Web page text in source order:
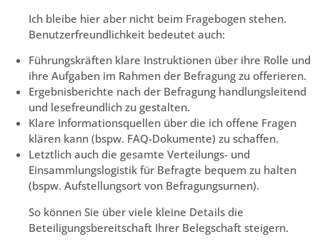
Ich bleibe hier aber nicht beim Fragebogen stehen.
Benutzerfreundlichkeit bedeutet auch:
Führungskräften klare Instruktionen über ihre Rolle und
ihre Aufgaben im Rahmen der Befragung zu offerieren.
Ergebnisberichte nach der Befragung handlungsleitend
und lesefreundlich zu gestalten.
Klare Informationsquellen über die ich offene Fragen
klären kann (bspw. FAQ-Dokumente) zu schaffen.
Letztlich auch die gesamte Verteilungs- und
Einsammlungslogistik für Befragte bequem zu halten
(bspw. Aufstellungsort von Befragungsurnen).
So können Sie über viele kleine Details die
Beteiligungsbereitschaft Ihrer Belegschaft steigern.